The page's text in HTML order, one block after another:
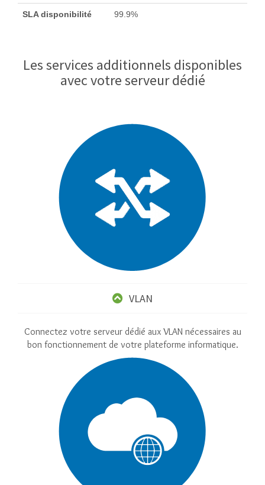
SLA disponibilité 99.9%
Les services additionnels disponibles
avec votre serveur dédié
VLAN
Connectez votre serveur dédié aux VLAN nécessaires au
bon fonctionnement de votre plateforme informatique.